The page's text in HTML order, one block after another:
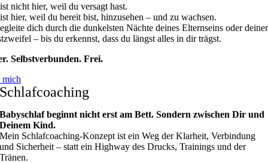
nicht hier, weil du versagt hast.
hier, weil du bereit bist, hinzusehen – und zu wachsen.
dich durch die dunkelsten Nächte deines Elternseins oder deiner
– bis du erkennst, dass du längst alles in dir trägst.
Selbstverbunden. Frei.
mich
Schlafcoaching
Babyschlaf beginnt nicht erst am Bett. Sondern zwischen Dir und
Deinem Kind.
Mein Schlafcoaching-Konzept ist ein Weg der Klarheit, Verbindung
und Sicherheit – statt ein Highway des Drucks, Trainings und der
Tränen.